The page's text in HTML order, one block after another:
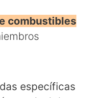
combustibles
específicas